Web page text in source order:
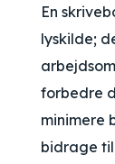
En
lyskilde;
forbedre
minimere
bidrage